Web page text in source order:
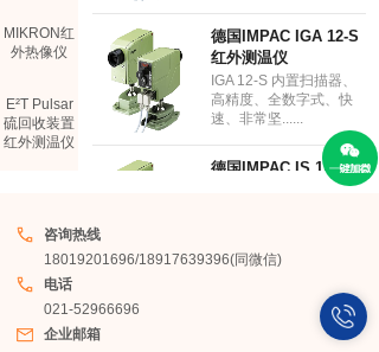
MIKRON红
外热像仪
E²T Pulsar
硫回收装置
红外测温仪
TELOPS制
冷型热像仪
德国IMPAC IGA 12-S
红外测温仪
IGA 12-S 内置扫描器、
高精度、全数字式、快
速、非常坚......
德国IMPAC IS 12-S红
式、快......
德国IMPAC IGA 12 红
IGA 12 高精度、全数字
咨询热线
18019201696/18917639396(同微信)
电话
021-52966696
企业邮箱